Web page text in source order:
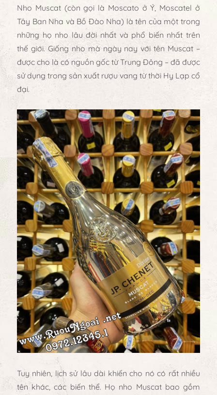
Nho Muscat (còn gọi là Moscato ở Ý, Moscatel ở
Tây Ban Nha và Bồ Đào Nha) là tên của một trong
những họ nho lâu đời nhất và phổ biến nhất trên
thế giới. Giống nho mà ngày nay với tên Muscat –
được cho là có nguồn gốc từ Trung Đông – đã được
sử dụng trong sản xuất rượu vang từ thời Hy Lạp cổ
đại.
Tuy nhiên, lịch sử lâu dài khiến cho nó có rất nhiều
tên khác, các biến thể. Họ nho Muscat bao gồm